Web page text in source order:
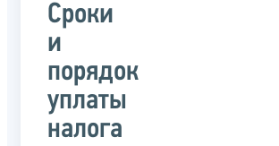
Сроки
и
порядок
уплаты
налога